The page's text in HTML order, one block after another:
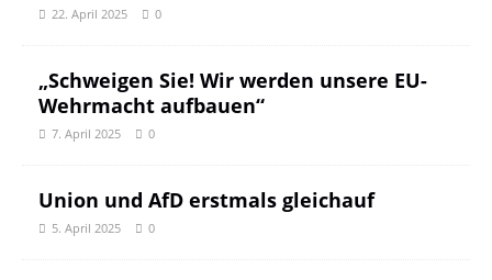
22. April 2025 0
„Schweigen Sie! Wir werden unsere EU-
Wehrmacht aufbauen“
7. April 2025 0
Union und AfD erstmals gleichauf
5. April 2025 0